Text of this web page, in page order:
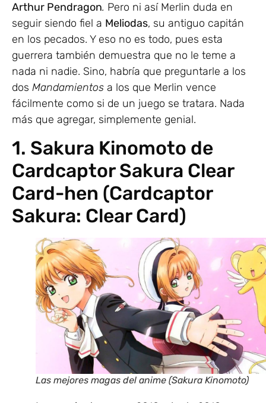
Arthur Pendragon. Pero ni así Merlin duda en
seguir siendo fiel a Meliodas, su antiguo capitán
en los pecados. Y eso no es todo, pues esta
guerrera también demuestra que no le teme a
nada ni nadie. Sino, habría que preguntarle a los
dos Mandamientos a los que Merlin vence
fácilmente como si de un juego se tratara. Nada
más que agregar, simplemente genial.
1. Sakura Kinomoto de
Cardcaptor Sakura Clear
Card-hen (Cardcaptor
Sakura: Clear Card)
Las mejores magas del anime (Sakura Kinomoto)